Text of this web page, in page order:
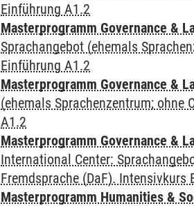
Einführung A1.2
Masterprogramm Governance &
Sprachangebot (ehemals
Einführung A1.2
Masterprogramm Governance &
(ehemals Sprachenzentrum; ohne
A1.2
Masterprogramm Governance &
International Center:
Fremdsprache (DaF). Intensivkurs
Masterprogramm Humanities &